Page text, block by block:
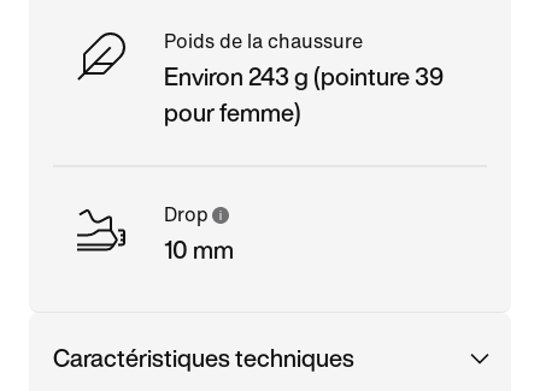
Poids de la chaussure
Environ 243 g (pointure 39
pour femme)
Drop
10 mm
Caractéristiques techniques